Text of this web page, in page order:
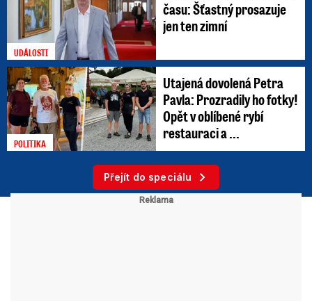
UDÁLOSTI
času: Šťastný prosazuje
jen ten zimní
POLITIKA
Utajená dovolená Petra
Pavla: Prozradily ho fotky!
Opět v oblíbené rybí
restauraci a ...
Přejít do speciálu